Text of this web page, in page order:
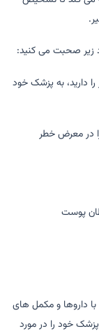
زیر صحبت می کنید:
را دارید، به پزشک خود
در معرض خطر
پوست
داروها و مکمل های
خود را در مورد